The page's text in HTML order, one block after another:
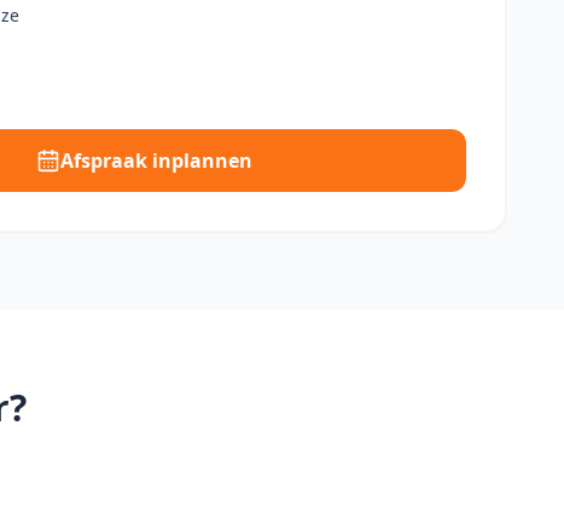
Afspraak inplannen
?